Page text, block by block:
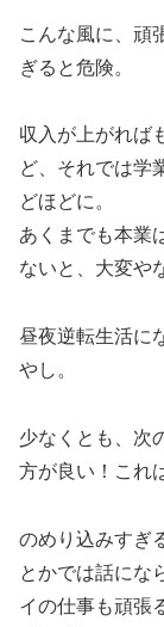
こんな風に、頑
ぎると危険。
収入が上がれば
ど、それでは学
どほどに。
あくまでも本業
ないと、大変や
昼夜逆転生活に
やし。
少なくとも、次
方が良い！これ
のめり込みすぎ
とかでは話にな
イの仕事も頑張